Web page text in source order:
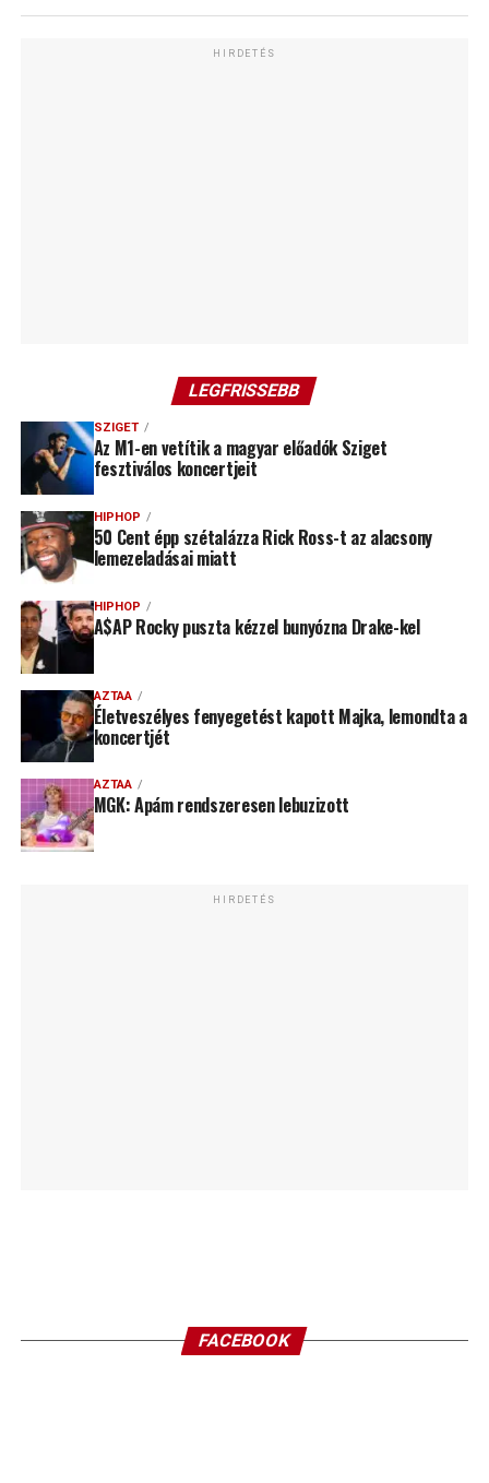
HIRDETÉS
LEGFRISSEBB
SZIGET
Az M1-en vetítik a magyar előadók Sziget
fesztiválos koncertjeit
HIPHOP
50 Cent épp szétalázza Rick Ross-t az alacsony
lemezeladásai miatt
HIPHOP
A$AP Rocky puszta kézzel bunyózna Drake-kel
AZTAA
Életveszélyes fenyegetést kapott Majka, lemondta a
koncertjét
AZTAA
MGK: Apám rendszeresen lebuzizott
HIRDETÉS
FACEBOOK